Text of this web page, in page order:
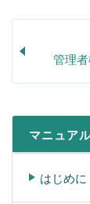
管理
マニュア
はじめに